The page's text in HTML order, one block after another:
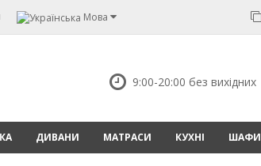
Мова
9:00-20:00 без вихідних
ДИВАНИ МАТРАСИ КУХНІ ШАФИ